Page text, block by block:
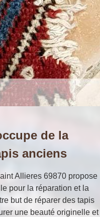
de la
anciens
Allieres 69870 propose
pour la réparation et la
but de réparer des tapis
une beauté originelle et